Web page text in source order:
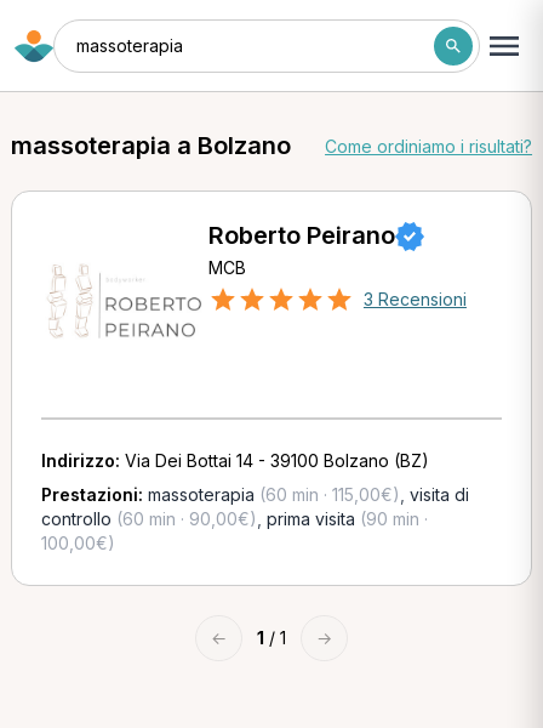
massoterapia
massoterapia a Bolzano Come ordiniamo i risultati?
Roberto Peirano
MCB
3 Recensioni
Indirizzo: Via Dei Bottai 14 - 39100 Bolzano (BZ)
Prestazioni: massoterapia (60 min · 115,00€) visita di
controllo (60 min · 90,00€) prima visita (90 min ·
100,00€)
← 1 / 1 →